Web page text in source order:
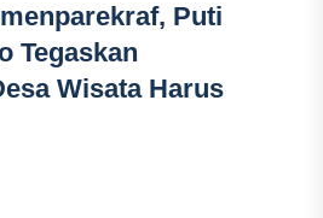
Puti
Tegaskan
Wisata Harus